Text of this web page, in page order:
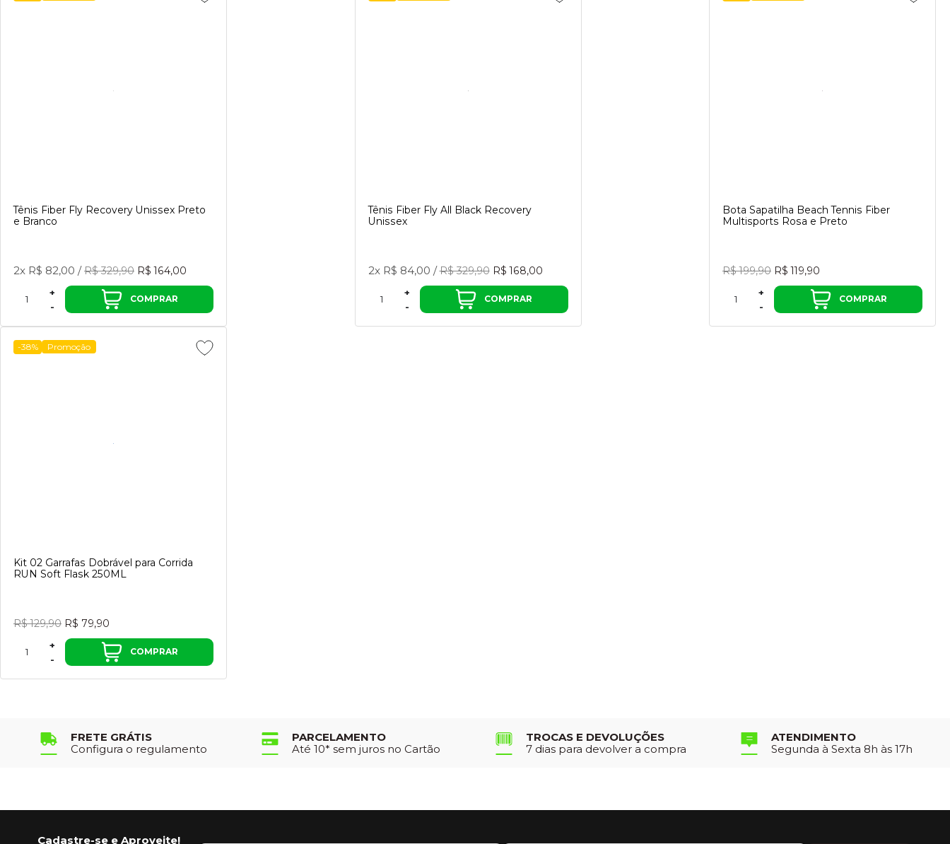
Tênis Fiber Fly Recovery Unissex Preto
e Branco
2x R$ 82,00 / R$ 329,90 R$ 164,00
-
+
COMPRAR
Tênis Fiber Fly All Black Recovery
Unissex
2x R$ 84,00 / R$ 329,90 R$ 168,00
-
+
COMPRAR
Bota Sapatilha Beach Tennis Fiber
Multisports Rosa e Preto
R$ 199,90 R$ 119,90
-
+
COMPRAR
-38% Promoção
Kit 02 Garrafas Dobrável para Corrida
RUN Soft Flask 250ML
R$ 129,90 R$ 79,90
-
+
COMPRAR
FRETE GRÁTIS
Configura o regulamento
PARCELAMENTO
Até 10* sem juros no Cartão
TROCAS E DEVOLUÇÕES
7 dias para devolver a compra
ATENDIMENTO
Segunda à Sexta 8h às 17h
Cadastre-se e Aproveite!